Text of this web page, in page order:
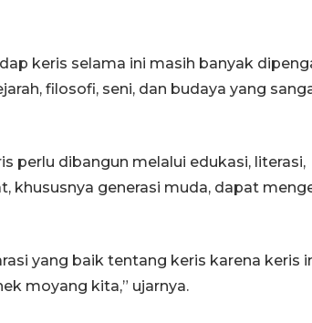
keris selama ini masih banyak
filosofi, seni, dan budaya yang
perlu dibangun melalui edukasi, literasi,
khususnya generasi muda, dapat
yang baik tentang keris karena keris
moyang kita,” ujarnya.